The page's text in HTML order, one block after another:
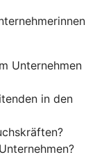
Unternehmen
in den